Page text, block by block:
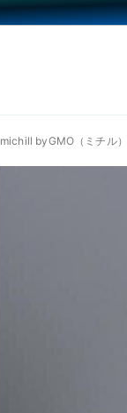
michill byGMO（ミチル）